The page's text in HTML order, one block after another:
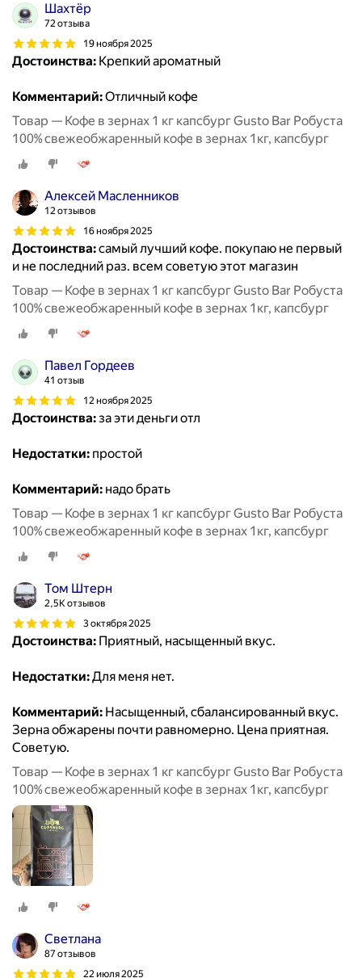
Шахтёр
72 отзыва
19 ноября 2025
Достоинства: Крепкий ароматный
Комментарий:Отличный кофе
Товар — Кофе в зернах 1 кг капсбург Gusto Bar Робуста
100% свежеобжаренный кофе в зернах 1кг, капсбург
Алексей Масленников
12 отзывов
16 ноября 2025
Достоинства:самый лучший кофе. покупаю не первый
и не последний раз. всем советую этот магазин
Товар — Кофе в зернах 1 кг капсбург Gusto Bar Робуста
100% свежеобжаренный кофе в зернах 1кг, капсбург
Павел Гордеев
41 отзыв
12 ноября 2025
Достоинства:за эти деньги отл
Недостатки: простой
Комментарий: надо брать
Товар — Кофе в зернах 1 кг капсбург Gusto Bar Робуста
100% свежеобжаренный кофе в зернах 1кг, капсбург
Том Штерн
2,5K отзывов
3 октября 2025
Достоинства: Приятный, насыщенный вкус.
Недостатки:Для меня нет.
Комментарий: Насыщенный, сбалансированный вкус.
Зерна обжарены почти равномерно. Цена приятная.
Советую.
Товар — Кофе в зернах 1 кг капсбург Gusto Bar Робуста
100% свежеобжаренный кофе в зернах 1кг, капсбург
Светлана
87 отзывов
22 июля 2025